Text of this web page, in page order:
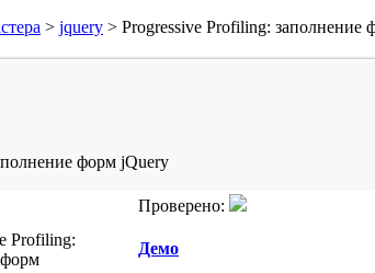
> jquery > Progressive Profiling: заполнение
форм jQuery
Проверено:
Демо